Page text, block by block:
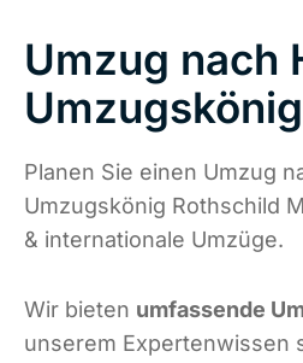
Umzug nach
Planen Sie einen Umzug
Umzugskönig Rothschild
& internationale Umzüge.
Wir bieten umfassende
unserem Expertenwissen